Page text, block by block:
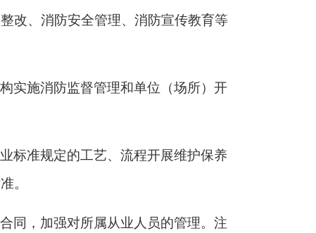
改、消防安全管理、消防宣传教育等
实施消防监督管理和单位（场所）开
标准规定的工艺、流程开展维护保养
。
同，加强对所属从业人员的管理。注